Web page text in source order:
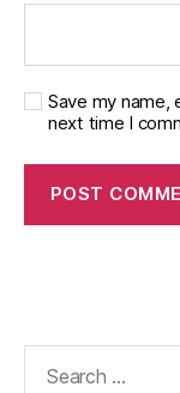
Save my name,
next time I